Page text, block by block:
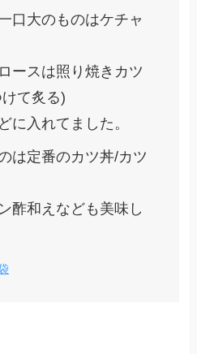
口大のものはケチャ
ースは照り焼きカツ
て炙る)
に入れてました。
は定番のカツ丼/カツ
酢和えなども美味し